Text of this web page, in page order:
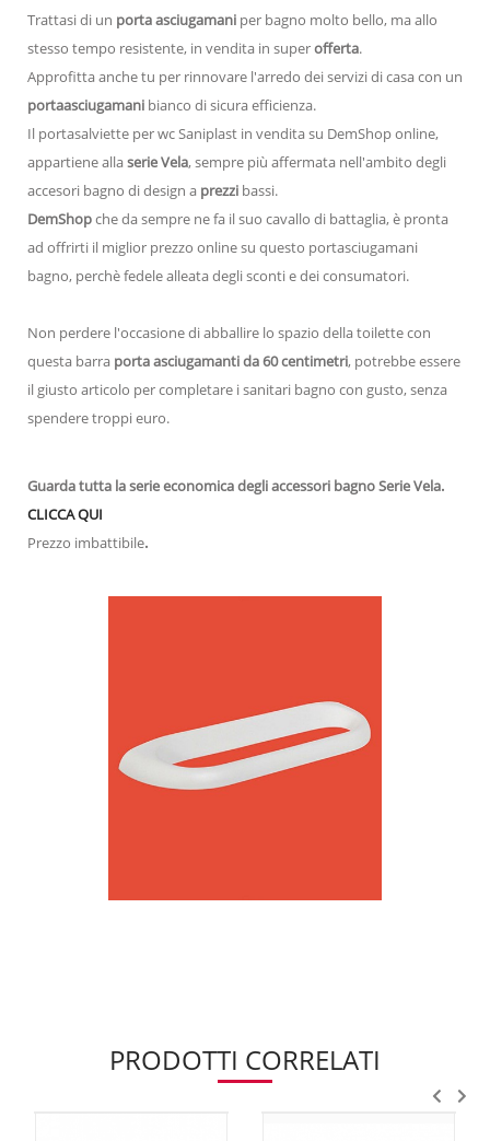
Trattasi di un porta asciugamani per bagno molto bello, ma allo
stesso tempo resistente, in vendita in superofferta.
Approfitta anche tu per rinnovare l'arredo dei servizi di casa con un
portaasciugamani bianco di sicura efficienza.
Il portasalviette per wc Saniplast in vendita su DemShop online,
appartiene allaserie Vela, sempre più affermata nell'ambito degli
accesori bagno di design a prezzi bassi.
DemShopche da sempre ne fa il suo cavallo di battaglia, è pronta
ad offrirti il miglior prezzo online su questo portasciugamani
bagno, perchè fedele alleata degli sconti e dei consumatori.
Non perdere l'occasione di abballire lo spazio della toilette con
questa barra porta asciugamanti da 60 centimetri, potrebbe essere
il giusto articolo per completare i sanitari bagno con gusto, senza
spendere troppi euro.
Guarda tutta la serie economica degli accessori bagno Serie Vela.
CLICCA QUI
Prezzo imbattibile.
PRODOTTI CORRELATI